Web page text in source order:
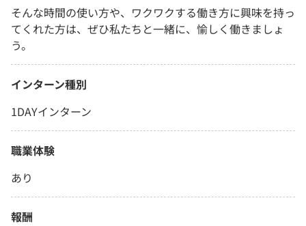
そんな時間の使い方や、ワクワクする働き方に興味を持っ
てくれた方は、ぜひ私たちと一緒に、愉しく働きましょ
う。
インターン種別
1DAYインターン
職業体験
あり
報酬